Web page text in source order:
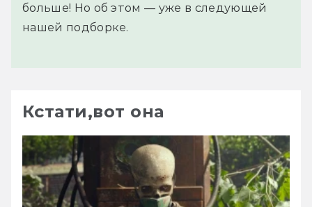
больше! Но об этом — уже в следующей
нашей подборке.
Кстати,вот она